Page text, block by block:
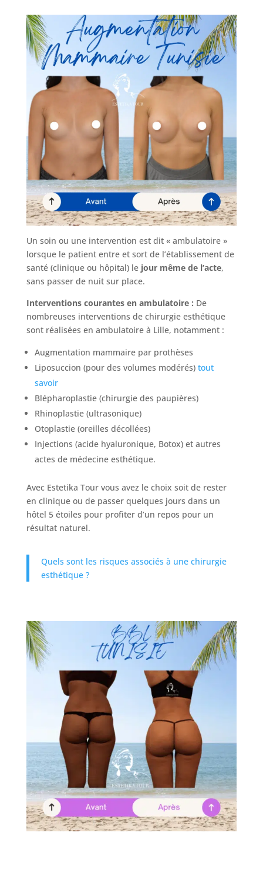
Un soin ou une intervention est dit « ambulatoire »
lorsque le patient entre et sort de l’établissement de
santé (clinique ou hôpital) le jour même de l’acte,
sans passer de nuit sur place.
Interventions courantes en ambulatoire : De
nombreuses interventions de chirurgie esthétique
sont réalisées en ambulatoire à Lille, notamment :
Augmentation mammaire par prothèses
Liposuccion (pour des volumes modérés) tout
savoir
Blépharoplastie (chirurgie des paupières)
Rhinoplastie (ultrasonique)
Otoplastie (oreilles décollées)
Injections (acide hyaluronique, Botox) et autres
actes de médecine esthétique.
Avec Estetika Tour vous avez le choix soit de rester
en clinique ou de passer quelques jours dans un
hôtel 5 étoiles pour profiter d’un repos pour un
résultat naturel.
Quels sont les risques associés à une chirurgie
esthétique ?